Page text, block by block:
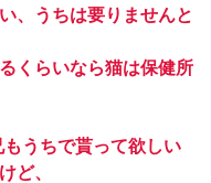
、うちは要りませんと
くらいなら猫は保健所
うちで貰って欲しい
ど、